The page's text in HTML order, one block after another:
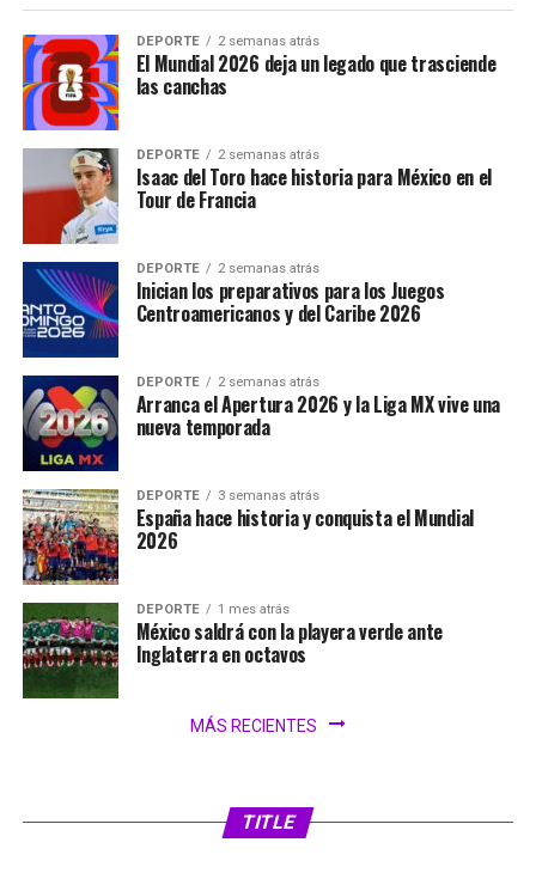
DEPORTE 2 semanas atrás
El Mundial 2026 deja un legado que trasciende
las canchas
DEPORTE 2 semanas atrás
Isaac del Toro hace historia para México en el
Tour de Francia
DEPORTE 2 semanas atrás
Inician los preparativos para los Juegos
Centroamericanos y del Caribe 2026
DEPORTE 2 semanas atrás
Arranca el Apertura 2026 y la Liga MX vive una
nueva temporada
DEPORTE 3 semanas atrás
España hace historia y conquista el Mundial
2026
DEPORTE 1 mes atrás
México saldrá con la playera verde ante
Inglaterra en octavos
MÁS RECIENTES
TITLE
FIFA analiza ampliar el Mundial 2030 a 64
selecciones
Gaby “La Bonita” Sánchez acerca el deporte y
la prevención a jóvenes de San Miguel Canoa